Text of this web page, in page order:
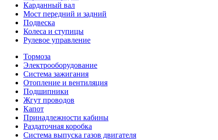
Карданный вал
Мост передний и задний
Подвеска
Колеса и ступицы
Рулевое управление
Тормоза
Электрооборудование
Система зажигания
Отопление и вентиляция
Подшипники
Жгут проводов
Капот
Принадлежности кабины
Раздаточная коробка
Система выпуска газов двигателя